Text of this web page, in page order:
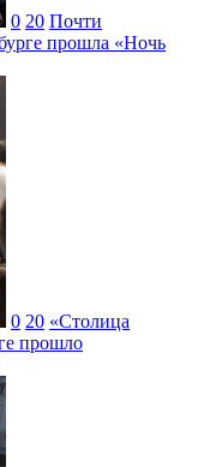
0 20 Почти
прошла «Ночь
0 20 «Столица
прошло